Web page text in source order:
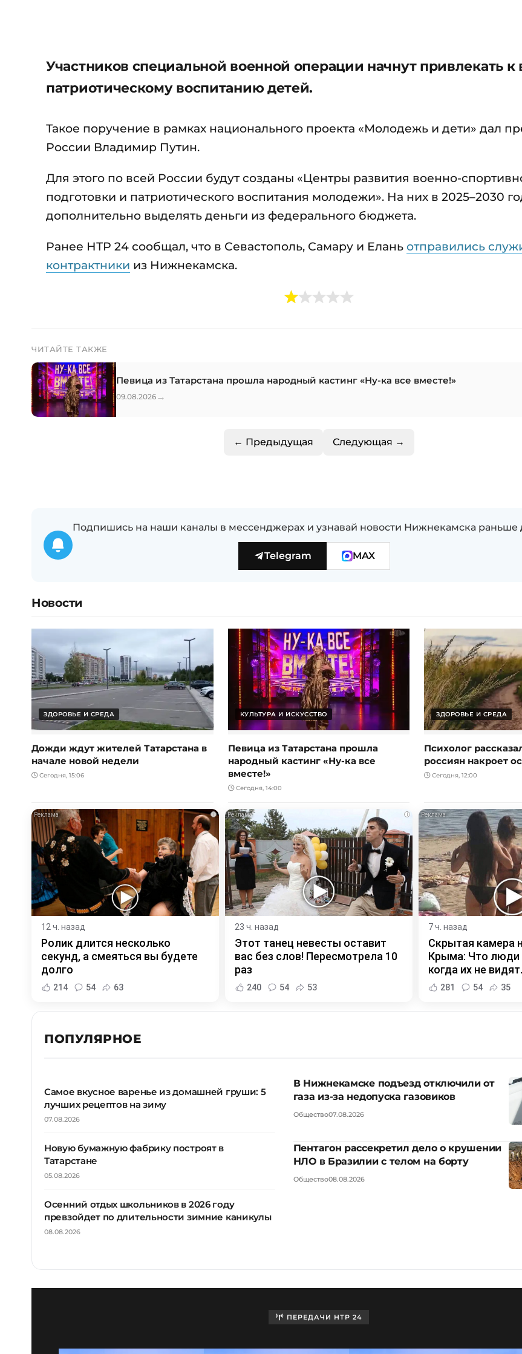
Участников специальной военной операции начнут привлекать к
патриотическому воспитанию детей.
Такое поручение в рамках национального проекта «Молодежь и дети» дал
России Владимир Путин.
Для этого по всей России будут созданы «Центры развития военно-
подготовки и патриотического воспитания молодежи». На них в 2025–2030
дополнительно выделять деньги из федерального бюджета.
Ранее НТР 24 сообщал, что в Севастополь, Самару и Елань отправились
контрактники из Нижнекамска.
ЧИТАЙТЕ ТАКЖЕ
Певица из Татарстана прошла народный кастинг «Ну-ка все вместе!»
09.08.2026 →
← Предыдущая Следующая →
Подпишись на наши каналы в мессенджерах и узнавай новости Нижнекамска раньше
Telegram MAX
Новости
ЗДОРОВЬЕ И СРЕДА
Дожди ждут жителей Татарстана в
начале новой недели
Сегодня, 15:06
КУЛЬТУРА И ИСКУССТВО
Певица из Татарстана прошла
народный кастинг «Ну-ка все
вместе!»
Сегодня, 14:00
ЗДОРОВЬЕ И СРЕДА
Психолог
россиян накроет
Сегодня, 12:00
i
12 ч. назад
Ролик длится несколько
секунд, а смеяться вы будете
долго
214 54 63
i
23 ч. назад
Этот танец невесты оставит
вас без слов! Пересмотрела 10
раз
240 54 53
7 ч. назад
Скрытая камера
Крыма: Что
когда их не
281 54 35
ПОПУЛЯРНОЕ
Самое вкусное варенье из домашней груши: 5
лучших рецептов на зиму
07.08.2026
Новую бумажную фабрику построят в
Татарстане
05.08.2026
Осенний отдых школьников в 2026 году
превзойдет по длительности зимние каникулы
08.08.2026
В Нижнекамске подъезд отключили от
газа из-за недопуска газовиков
Общество07.08.2026
Пентагон рассекретил дело о крушении
НЛО в Бразилии с телом на борту
Общество08.08.2026
ПЕРЕДАЧИ НТР 24